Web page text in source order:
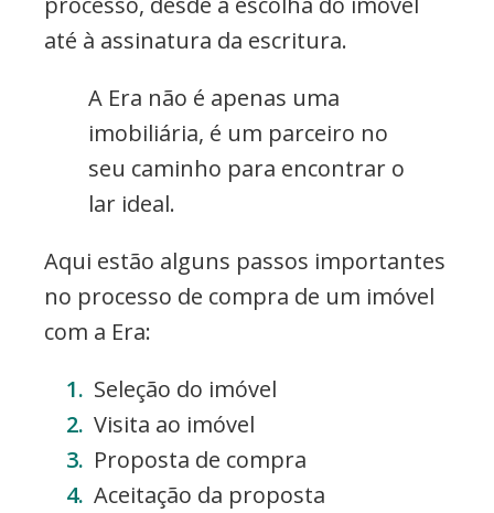
até à assinatura da escritura.
A Era não é apenas uma
imobiliária, é um parceiro no
seu caminho para encontrar o
lar ideal.
Aqui estão alguns passos importantes
no processo de compra de um imóvel
com a Era:
Seleção do imóvel
Visita ao imóvel
Proposta de compra
Aceitação da proposta